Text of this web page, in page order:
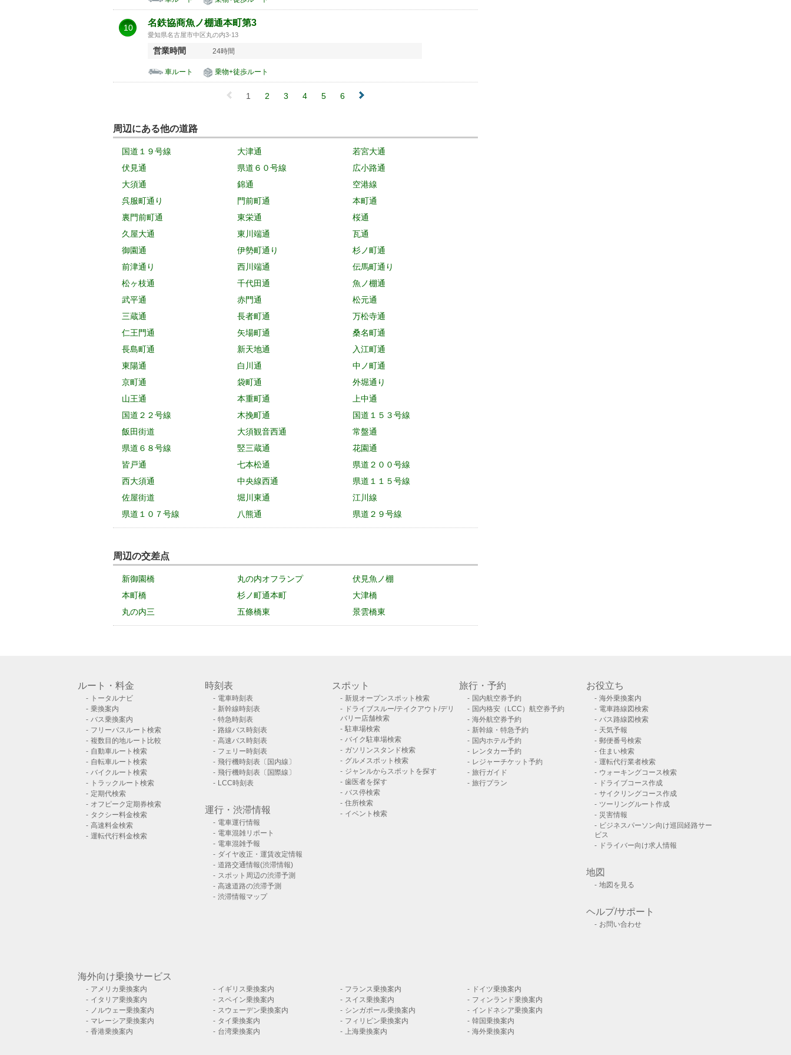
10 名鉄協商魚ノ棚通本町第3
愛知県名古屋市中区丸の内3-13
営業時間 24時間
車ルート 乗物+徒歩ルート
1 2 3 4 5 6
周辺にある他の道路
国道１９号線 大津通
若宮大通
伏見通
県道６０号線
広小路通
大須通
錦通
空港線
呉服町通り
門前町通
本町通
裏門前町通
東栄通
桜通
久屋大通
東川端通
瓦通
御園通
伊勢町通り
杉ノ町通
前津通り
西川端通
伝馬町通り
松ヶ枝通
千代田通
魚ノ棚通
武平通
赤門通
松元通
三蔵通
長者町通
万松寺通
仁王門通
矢場町通
桑名町通
長島町通
新天地通
入江町通
東陽通
白川通
中ノ町通
京町通
袋町通
外堀通り
山王通
本重町通
上中通
国道２２号線
木挽町通
国道１５３号線
飯田街道
大須観音西通
常盤通
県道６８号線
竪三蔵通
花園通
皆戸通
七本松通
県道２００号線
西大須通
中央線西通
県道１１５号線
佐屋街道
堀川東通
江川線
県道１０７号線
八熊通 県道２９号線
周辺の交差点
新御園橋 丸の内オフランプ
伏見魚ノ棚
本町橋
杉ノ町通本町
大津橋
丸の内三
五條橋東 景雲橋東
ルート・料金
トータルナビ
乗換案内
バス乗換案内
フリーパスルート検索
複数目的地ルート比較
自動車ルート検索
自転車ルート検索
バイクルート検索
トラックルート検索
定期代検索
オフピーク定期券検索
タクシー料金検索
高速料金検索
運転代行料金検索
時刻表
電車時刻表
新幹線時刻表
特急時刻表
路線バス時刻表
高速バス時刻表
フェリー時刻表
飛行機時刻表〔国内線〕
飛行機時刻表〔国際線〕
LCC時刻表
運行・渋滞情報
電車運行情報
電車混雑リポート
電車混雑予報
ダイヤ改正・運賃改定情報
道路交通情報(渋滞情報)
スポット周辺の渋滞予測
高速道路の渋滞予測
渋滞情報マップ
スポット
新規オープンスポット検索
ドライブスルー/テイクアウト/デリ
バリー店舗検索
駐車場検索
バイク駐車場検索
ガソリンスタンド検索
グルメスポット検索
ジャンルからスポットを探す
歯医者を探す
バス停検索
住所検索
イベント検索
旅行・予約
国内航空券予約
国内格安（LCC）航空券予約
海外航空券予約
新幹線・特急予約
国内ホテル予約
レンタカー予約
レジャーチケット予約
旅行ガイド
旅行プラン
お役立ち
海外乗換案内
電車路線図検索
バス路線図検索
天気予報
郵便番号検索
住まい検索
運転代行業者検索
ウォーキングコース検索
ドライブコース作成
サイクリングコース作成
ツーリングルート作成
災害情報
ビジネスパーソン向け巡回経路サー
ビス
ドライバー向け求人情報
地図
地図を見る
ヘルプ/サポート
お問い合わせ
海外向け乗換サービス
アメリカ乗換案内 イギリス乗換案内 フランス乗換案内
ドイツ乗換案内
イタリア乗換案内
スペイン乗換案内 スイス乗換案内
フィンランド乗換案内
ノルウェー乗換案内
スウェーデン乗換案内 シンガポール乗換案内
インドネシア乗換案内
マレーシア乗換案内
タイ乗換案内 フィリピン乗換案内
韓国乗換案内
香港乗換案内
台湾乗換案内 上海乗換案内 海外乗換案内